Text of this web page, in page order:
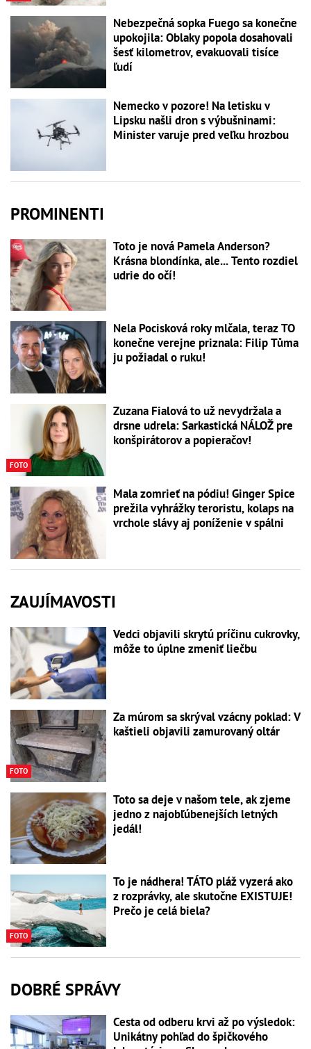
Nebezpečná sopka Fuego sa konečne
upokojila: Oblaky popola dosahovali
šesť kilometrov, evakuovali tisíce
ľudí
Nemecko v pozore! Na letisku v
Lipsku našli dron s výbušninami:
Minister varuje pred veľku hrozbou
PROMINENTI
Toto je nová Pamela Anderson?
Krásna blondínka, ale... Tento rozdiel
udrie do očí!
Nela Pocisková roky mlčala, teraz TO
konečne verejne priznala: Filip Tůma
ju požiadal o ruku!
FOTO
Zuzana Fialová to už nevydržala a
drsne udrela: Sarkastická NÁLOŽ pre
konšpirátorov a popieračov!
Mala zomrieť na pódiu! Ginger Spice
prežila vyhrážky teroristu, kolaps na
vrchole slávy aj poníženie v spálni
ZAUJÍMAVOSTI
Vedci objavili skrytú príčinu cukrovky,
môže to úplne zmeniť liečbu
FOTO
Za múrom sa skrýval vzácny poklad: V
kaštieli objavili zamurovaný oltár
Toto sa deje v našom tele, ak zjeme
jedno z najobľúbenejších letných
jedál!
FOTO
To je nádhera! TÁTO pláž vyzerá ako
z rozprávky, ale skutočne EXISTUJE!
Prečo je celá biela?
DOBRÉ SPRÁVY
Cesta od odberu krvi až po výsledok:
Unikátny pohľad do špičkového